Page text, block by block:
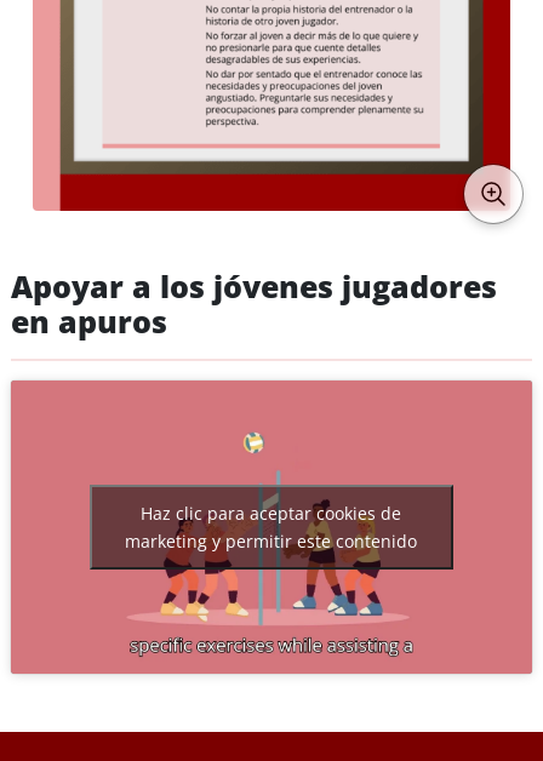
Apoyar a los jóvenes jugadores
en apuros
Haz clic para aceptar cookies de
marketing y permitir este contenido